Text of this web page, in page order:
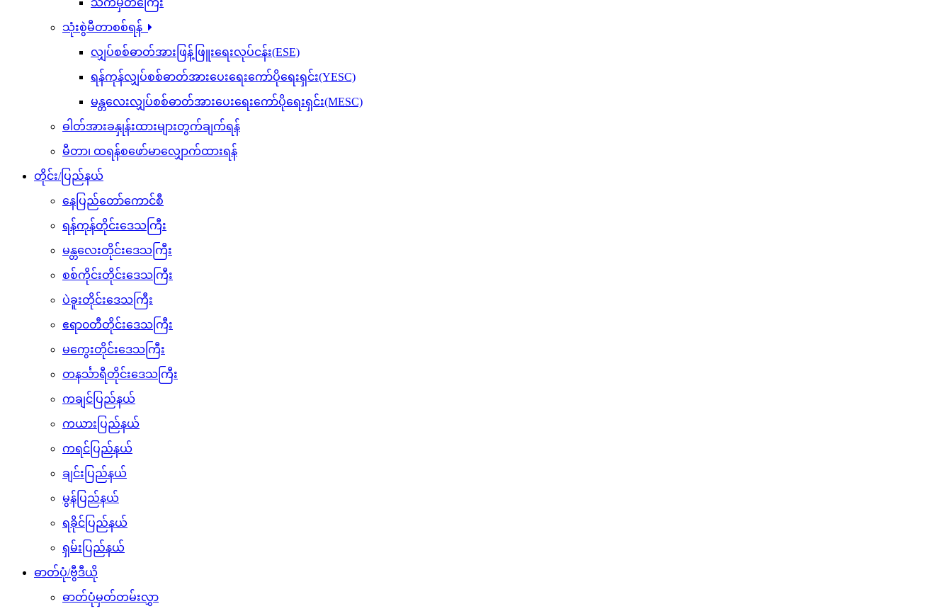
သက်မှတ်ကြေး
သုံးစွဲမီတာစစ်ရန်
လျှပ်စစ်ဓာတ်အားဖြန့်ဖြူးရေးလုပ်ငန်း(ESE)
ရန်ကုန်လျှပ်စစ်ဓာတ်အားပေးရေးကော်ပိုရေးရှင်း(YESC)
မန္တလေးလျှပ်စစ်ဓာတ်အားပေးရေးကော်ပိုရေးရှင်း(MESC)
ဓါတ်အားခနှုန်းထားများတွက်ချက်ရန်
မီတာ၊ ထရန်စဖော်မာလျှောက်ထားရန်
တိုင်း/ပြည်နယ်
နေပြည်တော်ကောင်စီ
ရန်ကုန်တိုင်းဒေသကြီး
မန္တလေးတိုင်းဒေသကြီး
စစ်ကိုင်းတိုင်းဒေသကြီး
ပဲခူးတိုင်းဒေသကြီး
ဧရာ၀တီတိုင်းဒေသကြီး
မကွေးတိုင်းဒေသကြီး
တနင်္သာရီတိုင်းဒေသကြီး
ကချင်ပြည်နယ်
ကယားပြည်နယ်
ကရင်ပြည်နယ်
ချင်းပြည်နယ်
မွန်ပြည်နယ်
ရခိုင်ပြည်နယ်
ရှမ်းပြည်နယ်
ဓာတ်ပုံ/ဗွီဒီယို
ဓာတ်ပုံမှတ်တမ်းလွှာ